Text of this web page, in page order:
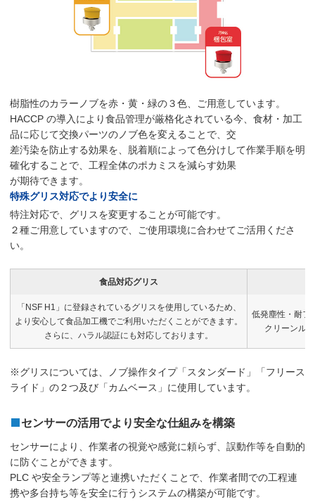
樹脂性のカラーノブを赤・黄・緑の３色、ご用意しています。
HACCP の導入により食品管理が厳格化されている今、食材・加工
品に応じて交換パーツのノブ色を変えることで、交
差汚染を防止する効果を、脱着順によって色分けして作業手順を明
確化することで、工程全体のポカミスを減らす効果
が期待できます。
特殊グリス対応でより安全に
特注対応で、グリスを変更することが可能です。
２種ご用意していますので、ご使用環境に合わせてご活用くださ
い。
食品対応グリス
「NSF H1」に登録されているグリスを使用しているため、
より安心して食品加工機でご利用いただくことができます。
さらに、ハラル認証にも対応しております。
低発塵性・耐フ
クリーンル
※グリスについては、ノブ操作タイプ「スタンダード」「フリース
ライド」の２つ及び「カムベース」に使用しています。
センサーの活用でより安全な仕組みを構築
センサーにより、作業者の視覚や感覚に頼らず、誤動作等を自動的
に防ぐことができます。
PLC や安全ランプ等と連携いただくことで、作業者間での工程連
携や多台持ち等を安全に行うシステムの構築が可能です。